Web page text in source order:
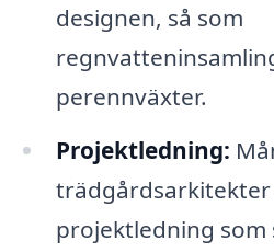
designen, så som
perennväxter.
Projektledning:
trädgårdsarkitekter
projektledning som